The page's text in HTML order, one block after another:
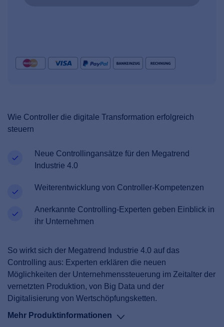
Wie Controller die digitale Transformation erfolgreich
steuern
Neue Controllingansätze für den Megatrend
Industrie 4.0
Weiterentwicklung von Controller-Kompetenzen
Anerkannte Controlling-Experten geben Einblick in
ihr Unternehmen
So wirkt sich der Megatrend Industrie 4.0 auf das
Controlling aus: Experten erklären die neuen
Möglichkeiten der Unternehmenssteuerung im Zeitalter der
vernetzten Produktion, von Big Data und der
Digitalisierung von Wertschöpfungsketten.
Mehr Produktinformationen